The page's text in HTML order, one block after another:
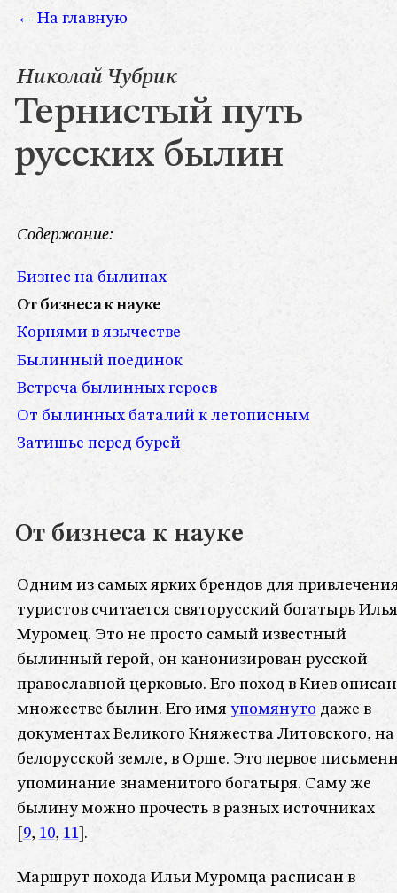
← На главную
Николай Чубрик
Тернистый путь
русских былин
Содержание:
Бизнес на былинах
От бизнеса к науке
Корнями в язычестве
Былинный поединок
Встреча былинных героев
От былинных баталий к летописным
Затишье перед бурей
От бизнеса к науке
Одним из самых ярких брендов для
туристов считается святорусский богатырь Илья
Муромец. Это не просто самый известный
былинный герой, он канонизирован русской
православной церковью. Его поход в Киев
множестве былин. Его имя упомянуто даже в
документах Великого Княжества Литовского, на
белорусской земле, в Орше. Это первое
упоминание знаменитого богатыря. Саму же
былину можно прочесть в разных источниках
9, 10, 11].
Маршрут похода Ильи Муромца расписан в